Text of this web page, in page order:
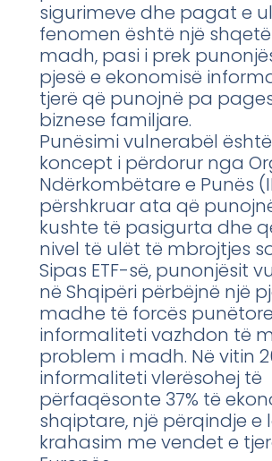
sigurimeve dhe pagat e
fenomen është një
madh, pasi i prek
pjesë e ekonomisë
tjerë që punojnë pa
biznese familjare.
Punësimi vulnerabël
koncept i përdorur nga
Ndërkombëtare e Punës
përshkruar ata që
kushte të pasigurta dhe
nivel të ulët të mbrojtjes
Sipas ETF-së, punonjësit
në Shqipëri përbëjnë një
madhe të forcës
informaliteti vazhdon të
problem i madh. Në vitin
informaliteti vlerësohej të
përfaqësonte 37% të
shqiptare, një përqindje e
krahasim me vendet e